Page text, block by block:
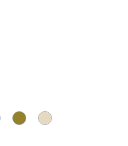
ROSE CLAIR
KAKI BEIGE